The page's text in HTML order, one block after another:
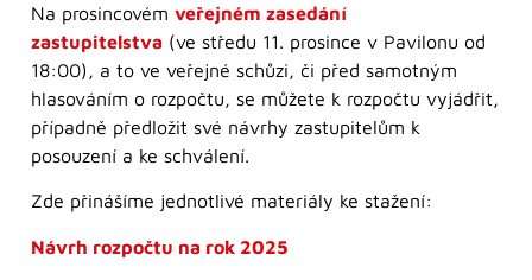
Na prosincovém veřejném zasedání
zastupitelstva (ve středu 11. prosince v Pavilonu od
18:00), a to ve veřejné schůzi, či před samotným
hlasováním o rozpočtu, se můžete k rozpočtu vyjádřit,
případně předložit své návrhy zastupitelům k
posouzení a ke schválení.
Zde přinášíme jednotlivé materiály ke stažení:
Návrh rozpočtu na rok 2025